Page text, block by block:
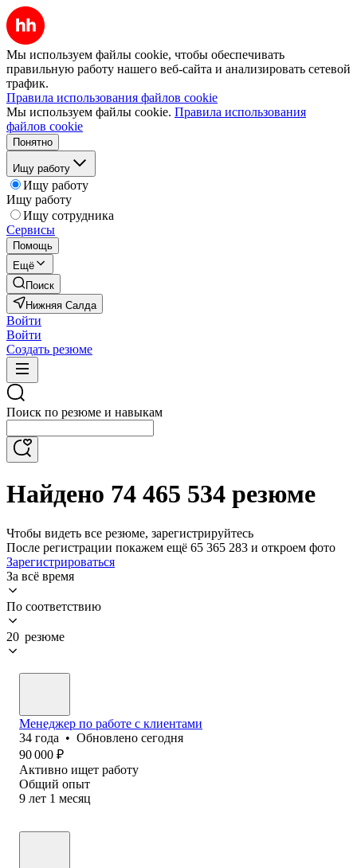
Мы используем файлы cookie, чтобы обеспечивать
правильную работу нашего веб-сайта и анализировать сетевой
трафик.
Правила использования файлов cookie
Мы используем файлы cookie. Правила использования
файлов cookie
Понятно
Ищу работу
Ищу работу
Ищу работу
Ищу сотрудника
Сервисы
Помощь
Ещё
Поиск
Нижняя Салда
Войти
Войти
Создать резюме
Поиск по резюме и навыкам
Найдено 74 465 534 резюме
Чтобы видеть все резюме, зарегистрируйтесь
После регистрации покажем ещё 65 365 283 и откроем фото
Зарегистрироваться
За всё время
По соответствию
20 резюме
Менеджер по работе с клиентами
34 года • Обновлено сегодня
90 000 ₽
Активно ищет работу
Общий опыт
9 лет 1 месяц